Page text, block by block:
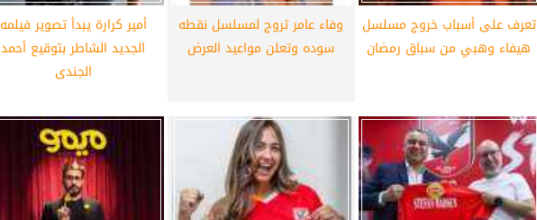
تعرف على أسباب خروج مسلسل
هيفاء وهبي من سباق رمضان
وفاء عامر تروج لمسلسل نقطه
سوده وتعلن مواعيد العرض
أمير كرارة يبدأ تصوير فيلمه
الجديد الشاطر بتوقيع أحمد
الجندى
موعد سفر بعثة الأهلي لمواجهة برشلونة
بكأس خوان جامبر
الزمالك ينهي أزمة خوان بيزيرا.. واللاعب
يقترب من العودة إلى القاهرة